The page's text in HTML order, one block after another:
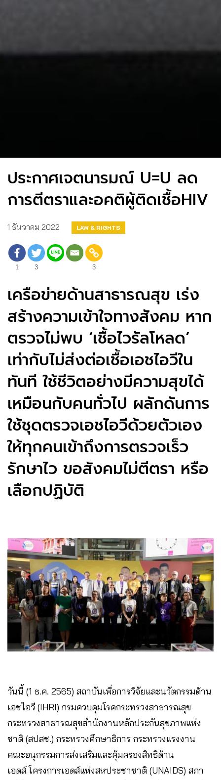
ประกาศเจตนารมณ์ U=U ลด
การตีตราและอคติผู้ติดเชื้อHIV
1 ธันวาคม 2022 LAW & RIGHTS
1 3 3
เครือข่ายด้านสาธารณสุข เร่ง
สร้างความเข้าใจทางสังคม หาก
ตรวจไม่พบ ‘เชื้อไวรัลโหลด’
เท่ากับไม่ส่งต่อเชื้อเอชไอวีใน
ทันที ใช้ชีวิตอย่างมีความสุขได้
เหมือนกับคนทั่วไป ผลักดันการ
ใช้ชุดตรวจเอชไอวีด้วยตัวเอง
ให้ทุกคนเข้าถึงการตรวจเร็ว
รักษาไว ขอสังคมไม่ตีตรา หรือ
เลือกปฏิบัติ
วันนี้ (1 ธ.ค. 2565) สถาบันเพื่อการวิจัยและนวัตกรรมด้าน
เอชไอวี (IHRI) กรมควบคุมโรคกระทรวงสาธารณสุข
กระทรวงสาธารณสุขสำนักงานหลักประกันสุขภาพแห่ง
ชาติ (สปสช.) กระทรวงศึกษาธิการ กระทรวงแรงงาน
คณะอนุกรรมการส่งเสริมและคุ้มครองสิทธิด้าน
เอดส์ โครงการเอดส์แห่งสหประชาชาติ (UNAIDS) สภา